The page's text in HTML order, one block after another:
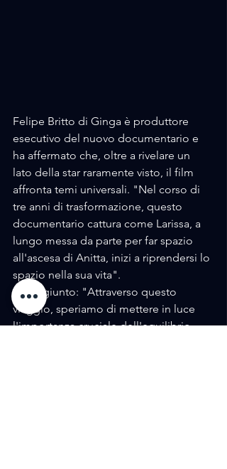
Felipe Britto di Ginga è produttore
esecutivo del nuovo documentario e
ha affermato che, oltre a rivelare un
lato della star raramente visto, il film
affronta temi universali. "Nel corso di
tre anni di trasformazione, questo
documentario cattura come Larissa, a
lungo messa da parte per far spazio
all'ascesa di Anitta, inizi a riprendersi lo
spazio nella sua vita".
Ha aggiunto: "Attraverso questo
viaggio, speriamo di mettere in luce
l'importanza cruciale dell'equilibrio